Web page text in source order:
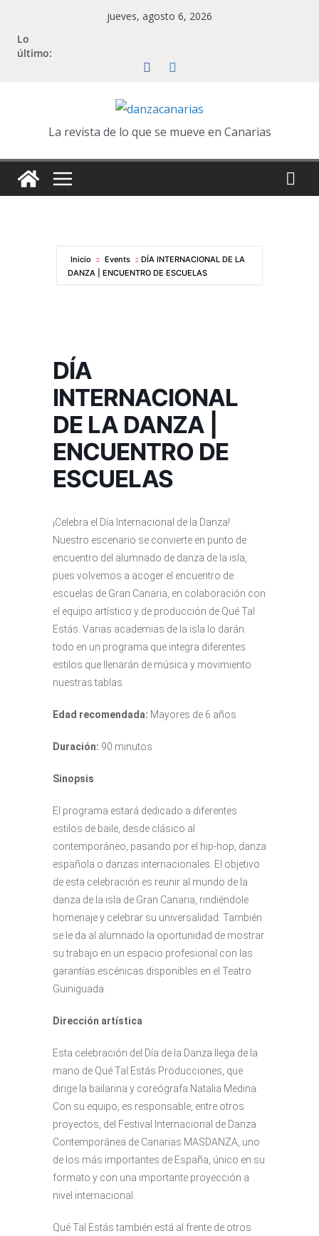
contenido
jueves, agosto 6, 2026
Lo
último:
La revista de lo que se mueve en Canarias
Inicio Events
DÍA INTERNACIONAL DE LA
DANZA | ENCUENTRO DE ESCUELAS
DÍA
INTERNACIONAL
DE LA DANZA |
ENCUENTRO DE
ESCUELAS
¡Celebra el Día Internacional de la Danza!
Nuestro escenario se convierte en punto de
encuentro del alumnado de danza de la isla,
pues volvemos a acoger el encuentro de
escuelas de Gran Canaria, en colaboración con
el equipo artístico y de producción de Qué Tal
Estás. Varias academias de la isla lo darán
todo en un programa que integra diferentes
estilos que llenarán de música y movimiento
nuestras tablas.
Edad recomendada: Mayores de 6 años.
Duración: 90 minutos
Sinopsis
El programa estará dedicado a diferentes
estilos de baile, desde clásico al
contemporáneo, pasando por el hip-hop, danza
española o danzas internacionales. El objetivo
de esta celebración es reunir al mundo de la
danza de la isla de Gran Canaria, rindiéndole
homenaje y celebrar su universalidad. También
se le da al alumnado la oportunidad de mostrar
su trabajo en un espacio profesional con las
garantías escénicas disponibles en el Teatro
Guiniguada.
Dirección artística
Esta celebración del Día de la Danza llega de la
mano de Qué Tal Estás Producciones, que
dirige la bailarina y coreógrafa Natalia Medina.
Con su equipo, es responsable, entre otros
proyectos, del Festival Internacional de Danza
Contemporánea de Canarias MASDANZA, uno
de los más importantes de España, único en su
formato y con una importante proyección a
nivel internacional.
Qué Tal Estás también está al frente de otros